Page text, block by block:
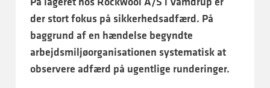
der stort fokus på sikkerhedsadfærd. På
baggrund af en hændelse begyndte
arbejdsmiljøorganisationen systematisk at
observere adfærd på ugentlige runderinger.